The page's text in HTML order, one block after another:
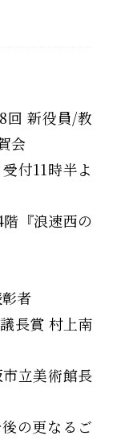
回 新役員/教
会
付11時半よ
『浪速西の
者
長賞 村上南
立美術館長
の更なるご